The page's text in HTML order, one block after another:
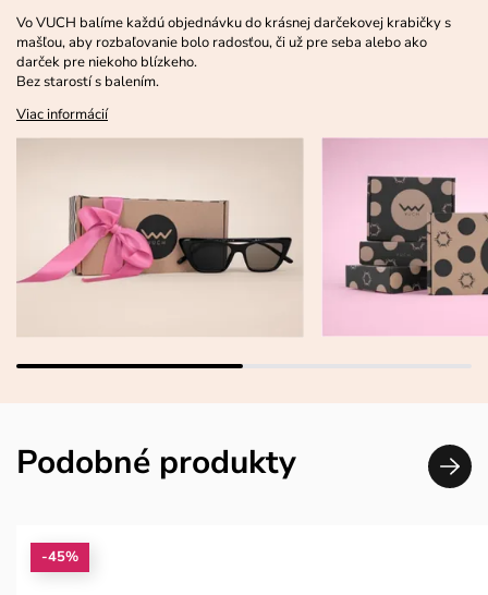
Vo VUCH balíme každú objednávku do krásnej darčekovej krabičky s
mašľou, aby rozbaľovanie bolo radosťou, či už pre seba alebo ako
darček pre niekoho blízkeho.
Bez starostí s balením.
Viac informácií
Podobné produkty
-45%